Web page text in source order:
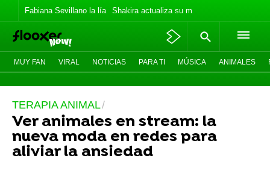
Fabiana Sevillano la lía Shakira actualiza su meme
MUY FAN VIRAL NOTICIAS PARA TI MÚSICA ANIMALES
TERAPIA ANIMAL
Ver animales en stream: la
nueva moda en redes para
aliviar la ansiedad